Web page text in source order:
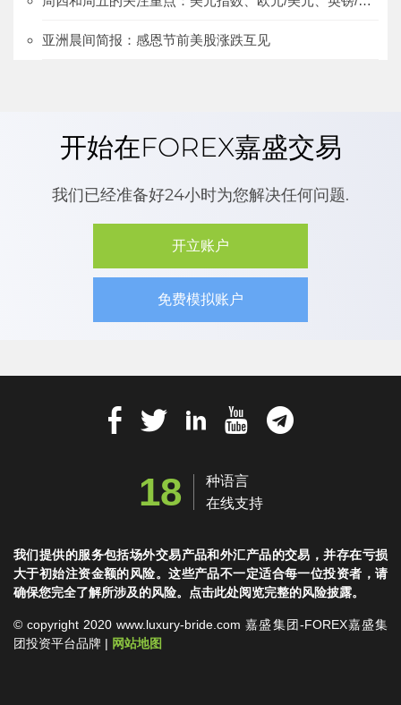
亚洲晨间简报：感恩节前美股涨跌互见
开始在FOREX嘉盛交易
我们已经准备好24小时为您解决任何问题.
开立账户
免费模拟账户
18
种语言
在线支持
我们提供的服务包括场外交易产品和外汇产品的交易，并存在亏损
大于初始注资金额的风险。这些产品不一定适合每一位投资者，请
确保您完全了解所涉及的风险。点击此处阅览完整的风险披露。
© copyright 2020 www.luxury-bride.com 嘉盛集团-FOREX嘉盛集
团投资平台品牌 | 网站地图